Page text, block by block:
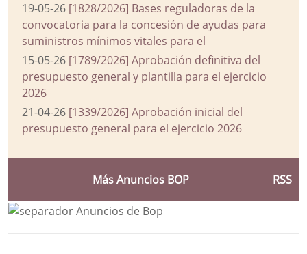
19-05-26 [1828/2026] Bases reguladoras de la
convocatoria para la concesión de ayudas para
suministros mínimos vitales para el
15-05-26 [1789/2026] Aprobación definitiva del
presupuesto general y plantilla para el ejercicio
2026
21-04-26 [1339/2026] Aprobación inicial del
presupuesto general para el ejercicio 2026
Más Anuncios BOP RSS